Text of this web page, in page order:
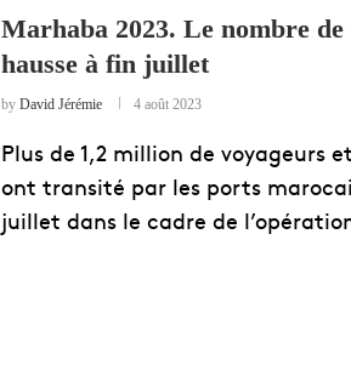
Marhaba 2023. Le nombre de
hausse à fin juillet
by David Jérémie 4 août 2023
Plus de 1,2 million de voyageurs
ont transité par les ports
juillet dans le cadre de